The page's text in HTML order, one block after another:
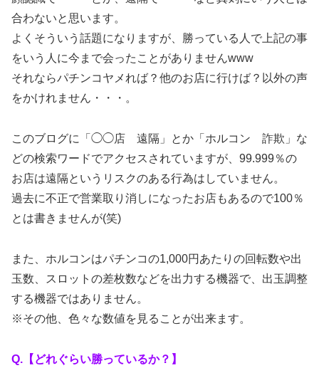
合わないと思います。
よくそういう話題になりますが、勝っている人で上記の事
をいう人に今まで会ったことがありませんwww
それならパチンコヤメれば？他のお店に行けば？以外の声
をかけれません・・・。
このブログに「◯◯店 遠隔」とか「ホルコン 詐欺」な
どの検索ワードでアクセスされていますが、99.999％の
お店は遠隔というリスクのある行為はしていません。
過去に不正で営業取り消しになったお店もあるので100％
とは書きませんが(笑)
また、ホルコンはパチンコの1,000円あたりの回転数や出
玉数、スロットの差枚数などを出力する機器で、出玉調整
する機器ではありません。
※その他、色々な数値を見ることが出来ます。
Q.【どれぐらい勝っているか？】